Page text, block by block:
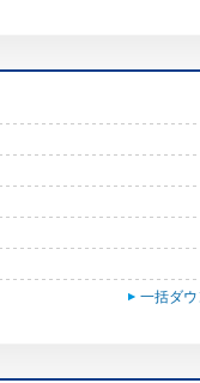
一括ダ